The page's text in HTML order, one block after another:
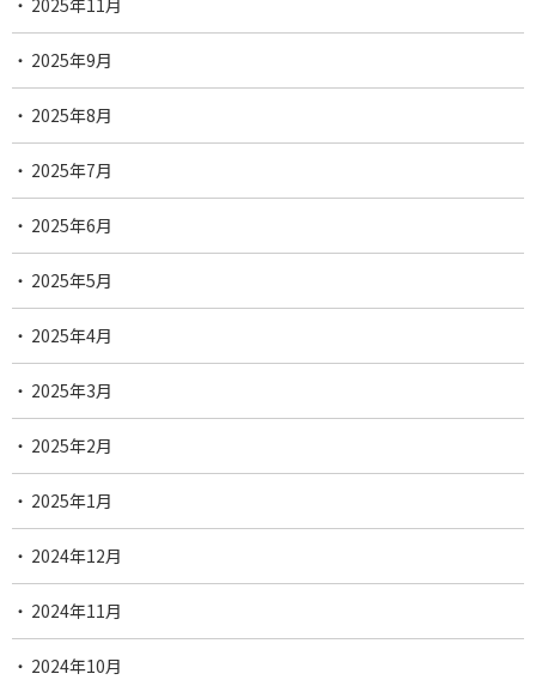
2025年11月
2025年9月
2025年8月
2025年7月
2025年6月
2025年5月
2025年4月
2025年3月
2025年2月
2025年1月
2024年12月
2024年11月
2024年10月